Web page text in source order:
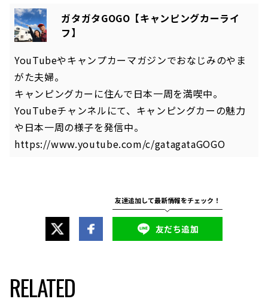
ガタガタGOGO【キャンピングカーライ
フ】
YouTubeやキャンプカーマガジンでおなじみのやま
がた夫婦。
キャンピングカーに住んで日本一周を満喫中。
YouTubeチャンネルにて、キャンピングカーの魅力
や日本一周の様子を発信中。
https://www.youtube.com/c/gatagataGOGO
友だち追加
RELATED